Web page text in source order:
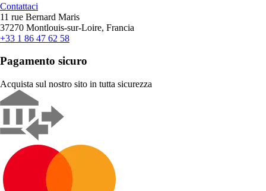
Contattaci
11 rue Bernard Maris
37270 Montlouis-sur-Loire, Francia
+33 1 86 47 62 58
Pagamento sicuro
Acquista sul nostro sito in tutta sicurezza